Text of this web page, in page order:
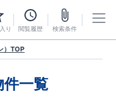
り 閲覧履歴 検索条件
）TOP
件一覧